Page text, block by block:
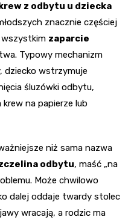
z odbytu u dziecka
znacznie częściej
wszystkim zaparcie
Typowy mechanizm
dziecko wstrzymuje
śluzówki odbytu,
na papierze lub
niż sama nazwa
odbytu, maść „na
Może chwilowo
dalej oddaje twardy stolec
wracają, a rodzic ma